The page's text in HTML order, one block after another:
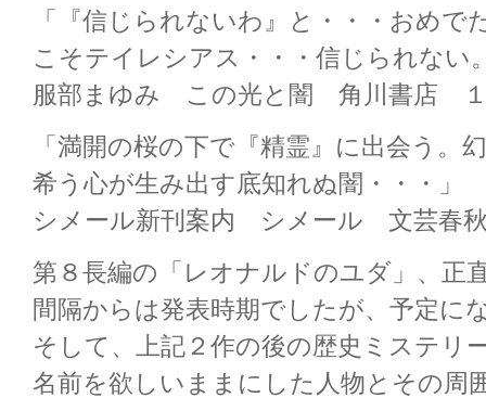
「『信じられないわ』と・・・おめで
こそテイレシアス・・・信じられない
服部まゆみ この光と闇 角川書店 １
「満開の桜の下で『精霊』に出会う。
希う心が生み出す底知れぬ闇・・・」
シメール新刊案内 シメール 文芸春
第８長編の「レオナルドのユダ」、正
間隔からは発表時期でしたが、予定に
そして、上記２作の後の歴史ミステリ
名前を欲しいままにした人物とその周